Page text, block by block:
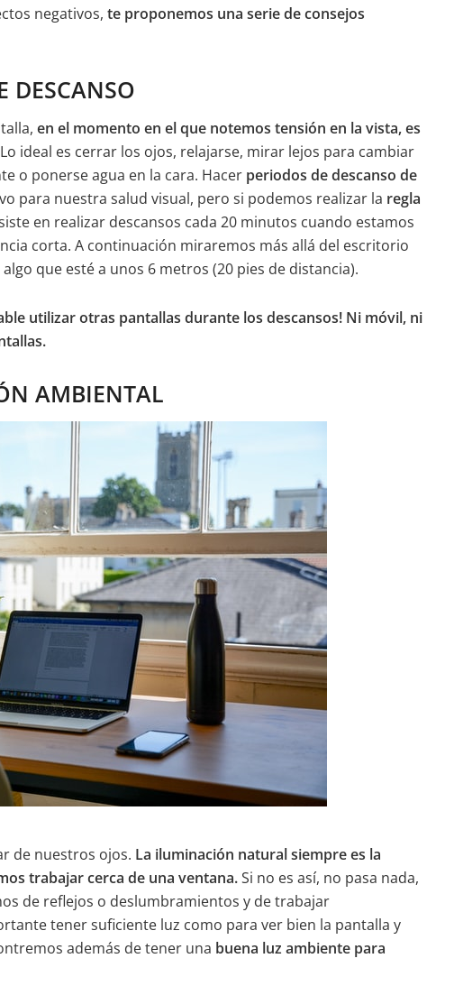
negativos, te proponemos una serie deconsejos
DESCANSO
en el momento en el que notemos tensión en la vista, es
Lo ideal es cerrar los ojos, relajarse, mirar lejos para cambiar
o ponerse agua en la cara. Hacer periodos de descanso de
para nuestra salud visual, pero si podemos realizar la regla
en realizar descansos cada 20 minutos cuando estamos
corta. A continuación miraremos más allá del escritorio
que esté a unos 6 metros (20 pies de distancia).
utilizar otras pantallas durante los descansos! Ni móvil, ni
AMBIENTAL
de nuestros ojos. La iluminación natural siempre es la
trabajar cerca de una ventana.Si no es así, no pasa nada,
de reflejos o deslumbramientos y de trabajar
tener suficiente luz como para ver bien la pantalla y
además de tener una buena luz ambiente para